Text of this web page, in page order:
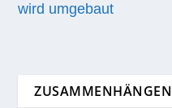
wird umgebaut